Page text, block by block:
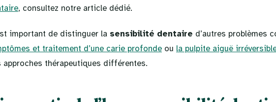
, consultez notre article dédié.
important de distinguer la sensibilité dentaire d’autres problèmes
et traitement d’une carie profonde ou la pulpite aiguë
approches thérapeutiques différentes.